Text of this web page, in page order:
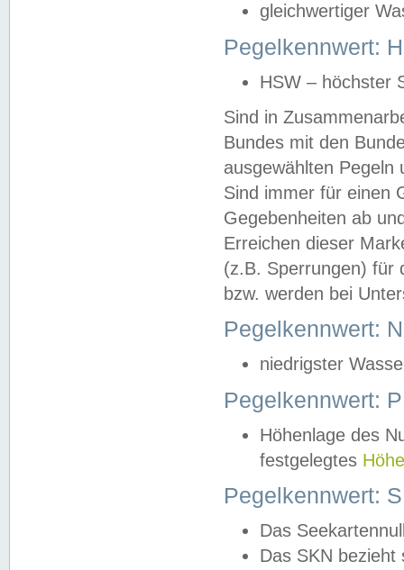
gleichwertiger
Pegelkennwert:
HSW – höchster
Sind in
Bundes mit den
ausgewählten
Sind immer für einen
Gegebenheiten ab
Erreichen dieser
(z.B. Sperrungen) für
bzw. werden bei
Pegelkennwert:
niedrigster
Pegelkennwert:
Höhenlage des
festgelegtes
Pegelkennwert:
Das
Das SKN